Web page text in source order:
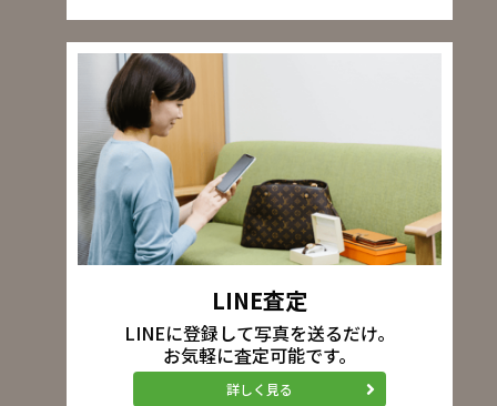
LINE査定
LINEに登録して写真を送るだけ。
お気軽に査定可能です。
詳しく見る